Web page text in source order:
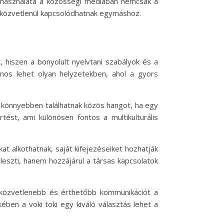
kapcsolódhatnak egymáshoz.
a bonyolult nyelvtani szabályok és a
lehet olyan helyzetekben, ahol a gyors
találhatnak közös hangot, ha egy
ami különösen fontos a multikulturális
alkothatnak, saját kifejezéseiket hozhatják
hanem hozzájárul a társas kapcsolatok
és érthetőbb kommunikációt a
a voki toki egy kiváló választás lehet a